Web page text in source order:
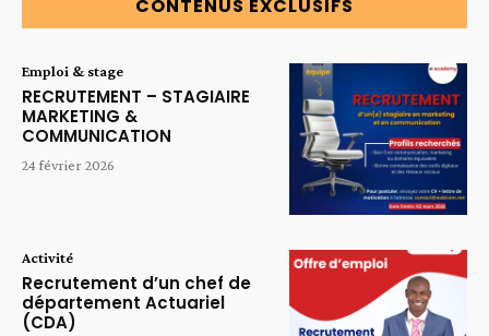
CONTENUS EXCLUSIFS
Emploi & stage
RECRUTEMENT – STAGIAIRE
MARKETING &
COMMUNICATION
24 février 2026
Activité
Recrutement d’un chef de
département Actuariel
(CDA)